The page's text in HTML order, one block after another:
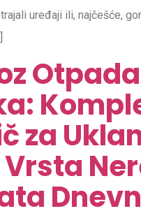
uređaji ili, najčešće,
Otpada
za